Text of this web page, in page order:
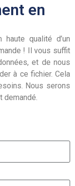
en
qualité d’un
! Il vous suffit
et de nous
à ce fichier. Cela
Nous serons
demandé.